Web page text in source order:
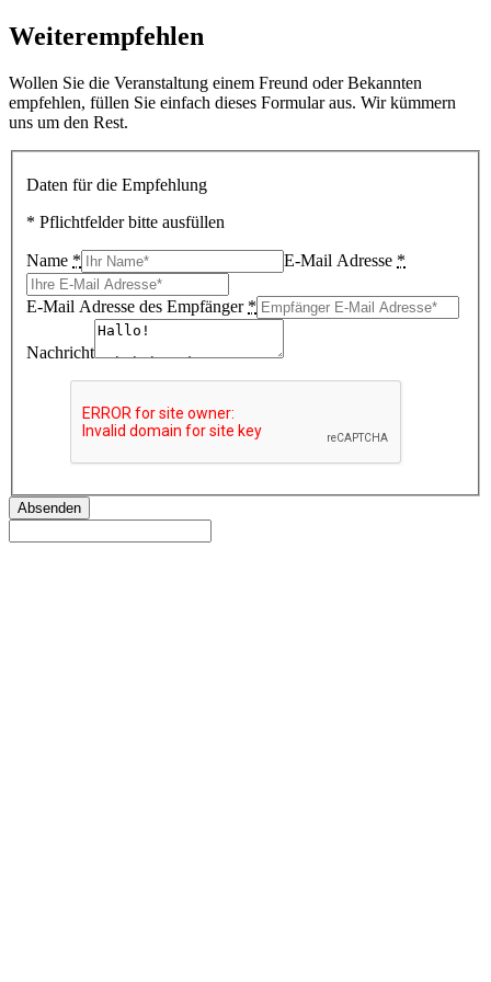
Weiterempfehlen
Wollen Sie die Veranstaltung einem Freund oder Bekannten
empfehlen, füllen Sie einfach dieses Formular aus. Wir kümmern
uns um den Rest.
Daten für die Empfehlung
* Pflichtfelder bitte ausfüllen
Name * E-Mail Adresse *
E-Mail Adresse des Empfänger *
Nachricht
Absenden